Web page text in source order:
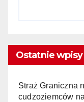
Ostatnie wpisy
Straż Graniczna
cudzoziemców